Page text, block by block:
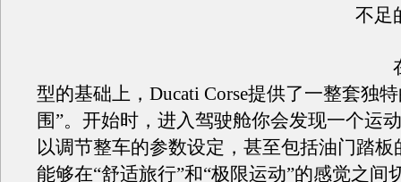
不足
在
型的基础上，Ducati Corse提供了一整套独
围”。开始时，进入驾驶舱你会发现一个运
以调节整车的参数设定，甚至包括油门踏板
能够在“舒适旅行”和“极限运动”的感觉之间